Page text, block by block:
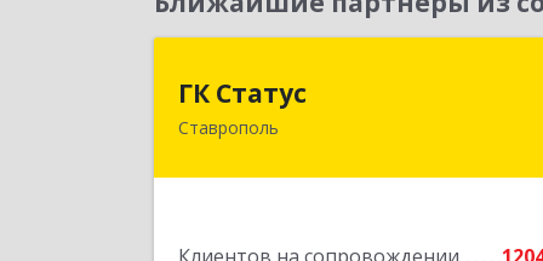
ГК Статус
Ставрополь355002, Ставропольский край,